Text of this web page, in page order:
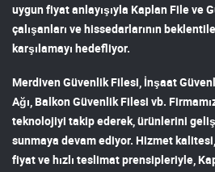
uygun fiyat anlayışıyla Kaplan File ve
çalışanları ve hissedarlarının
karşılamayı hedefliyor.
Merdiven Güvenlik Filesi İnşaat
Ağı Balkon Güvenlik Filesi vb.
teknolojiyi takip ederek, ürünlerini
sunmaya devam ediyor. Hizmet
fiyat ve hızlı teslimat prensipleriyle,